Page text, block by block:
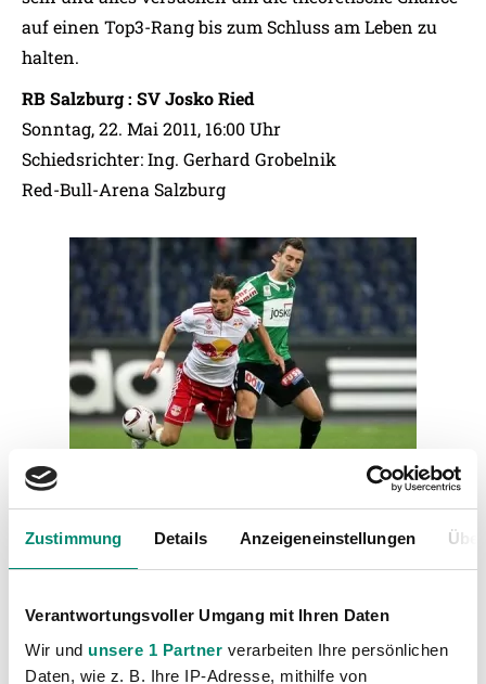
Zustimmung Details Anzeigeneinstellungen
Verantwortungsvoller Umgang mit Ihren Daten
Wir und unsere 1 Partner verarbeiten Ihre persönlichen
Daten, wie z. B. Ihre IP-Adresse, mithilfe von
auf einen Top3-Rang bis zum Schluss am Leben zu
halten.
RB Salzburg : SV Josko Ried
Sonntag, 22. Mai 2011, 16:00 Uhr
Schiedsrichter: Ing. Gerhard Grobelnik
Red-Bull-Arena Salzburg
Akademie
Damen